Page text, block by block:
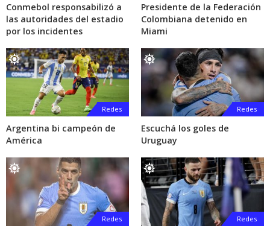
Conmebol responsabilizó a
las autoridades del estadio
por los incidentes
Presidente de la Federación
Colombiana detenido en
Miami
Redes
Argentina bi campeón de
América
Redes
Escuchá los goles de
Uruguay
Redes Redes